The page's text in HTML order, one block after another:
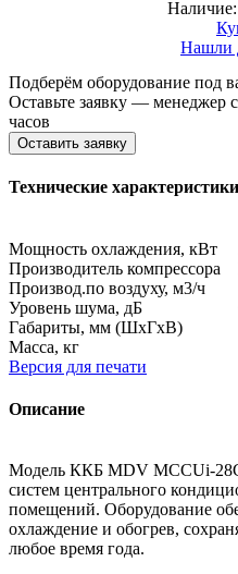
Нашли
Подберём оборудование под
Оставьте заявку — менеджер
часов
Оставить заявку
Технические характеристики
Мощность охлаждения, кВт
Производитель компрессора
Производ.по воздуху, м3/ч
Уровень шума, дБ
Габариты, мм (ШхГхВ)
Масса, кг
Версия для печати
Описание
Модель ККБ MDV MCCUi-
систем центрального
помещений. Оборудование
охлаждение и обогрев,
любое время года.